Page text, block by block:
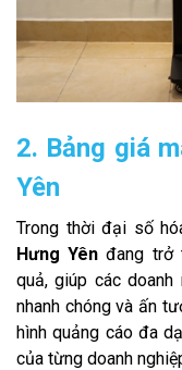
2. Bảng giá
Yên
Trong thời đại số
Hưng Yên đang trở
quả, giúp các
nhanh chóng và ấn
hình quảng cáo đa
của từng doanh